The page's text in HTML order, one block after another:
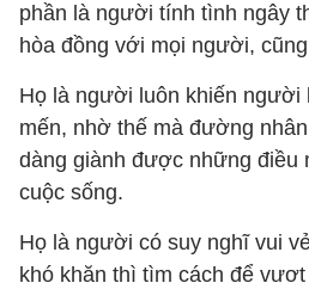
phần là người tính tình ngây
hòa đồng với mọi người,
Họ là người luôn khiến người
mến, nhờ thế mà đường
dàng giành được những điều
cuộc sống.
Họ là người có suy nghĩ vui
khó khăn thì tìm cách để